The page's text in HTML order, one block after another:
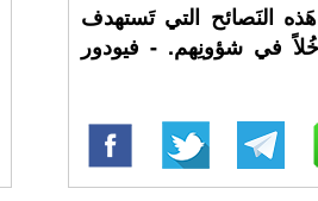
النَصائح التي تَستهدف
في شؤونِهم. - فيودور